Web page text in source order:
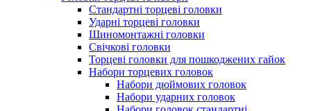
Стандартні торцеві головки
Ударні торцеві головки
Шиномонтажні головки
Свічкові головки
Торцеві головки для пошкоджених гайок
Набори торцевих головок
Набори дюймових головок
Набори ударних головок